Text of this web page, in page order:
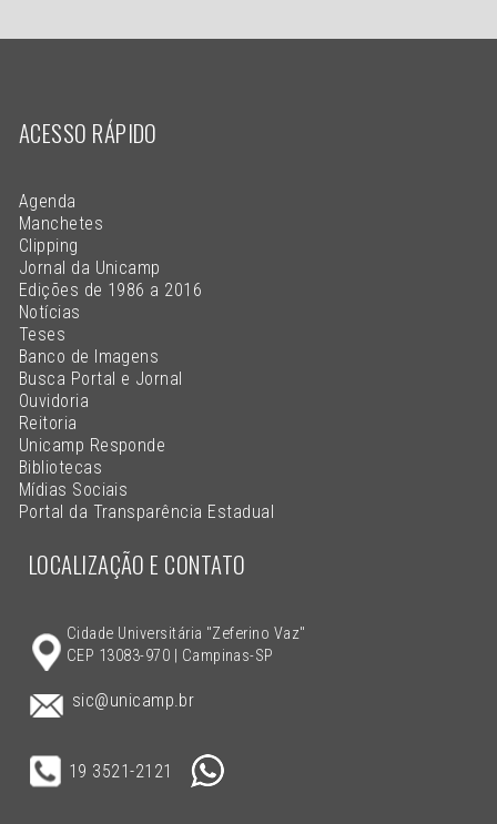
ACESSO RÁPIDO
Agenda
Manchetes
Clipping
Jornal da Unicamp
Edições de 1986 a 2016
Notícias
Teses
Banco de Imagens
Busca Portal e Jornal
Ouvidoria
Reitoria
Unicamp Responde
Bibliotecas
Mídias Sociais
Portal da Transparência Estadual
LOCALIZAÇÃO E CONTATO
Cidade Universitária "Zeferino Vaz"
CEP 13083-970 | Campinas-SP
sic@unicamp.br
19 3521-2121